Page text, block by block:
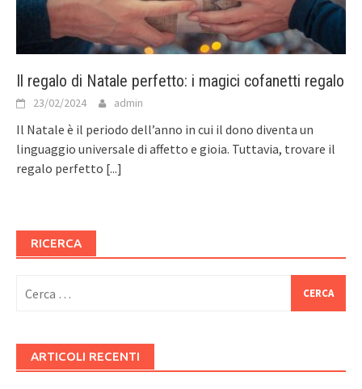
Il regalo di Natale perfetto: i magici cofanetti regalo
23/02/2024 admin
Il Natale è il periodo dell’anno in cui il dono diventa un
linguaggio universale di affetto e gioia. Tuttavia, trovare il
regalo perfetto [...]
RICERCA
per:
ARTICOLI RECENTI